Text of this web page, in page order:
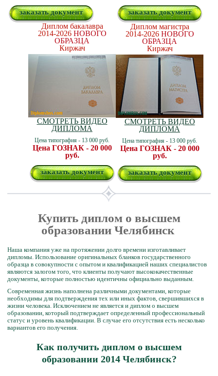
заказать документ заказать документ
Диплом бакалавра
2014-2026 НОВОГО
ОБРАЗЦА
Киржач
СМОТРЕТЬ ВИДЕО
ДИПЛОМА
Цена типография - 13 000 руб.
Цена ГОЗНАК - 20 000
руб.
заказать документ
Диплом магистра
2014-2026 НОВОГО
ОБРАЗЦА
Киржач
СМОТРЕТЬ ВИДЕО
ДИПЛОМА
Цена типография - 13 000 руб.
Цена ГОЗНАК - 20 000
руб.
заказать документ
Купить диплом о высшем
образовании Челябинск
Наша компания уже на протяжении долго времени изготавливает
дипломы. Использование оригинальных бланков государственного
образца в совокупности с опытом и квалификацией наших специалистов
являются залогом того, что клиенты получают высококачественные
документы, которые полностью идентичны официально выданным.
Современная жизнь наполнена различными документами, которые
необходимы для подтверждения тех или иных фактов, свершившихся в
жизни человека. Исключением не является и диплом о высшем
образовании, который подтверждает определенный профессиональный
статус и уровень квалификации. В случае его отсутствия есть несколько
вариантов его получения.
Как получить диплом о высшем
образовании 2014 Челябинск?